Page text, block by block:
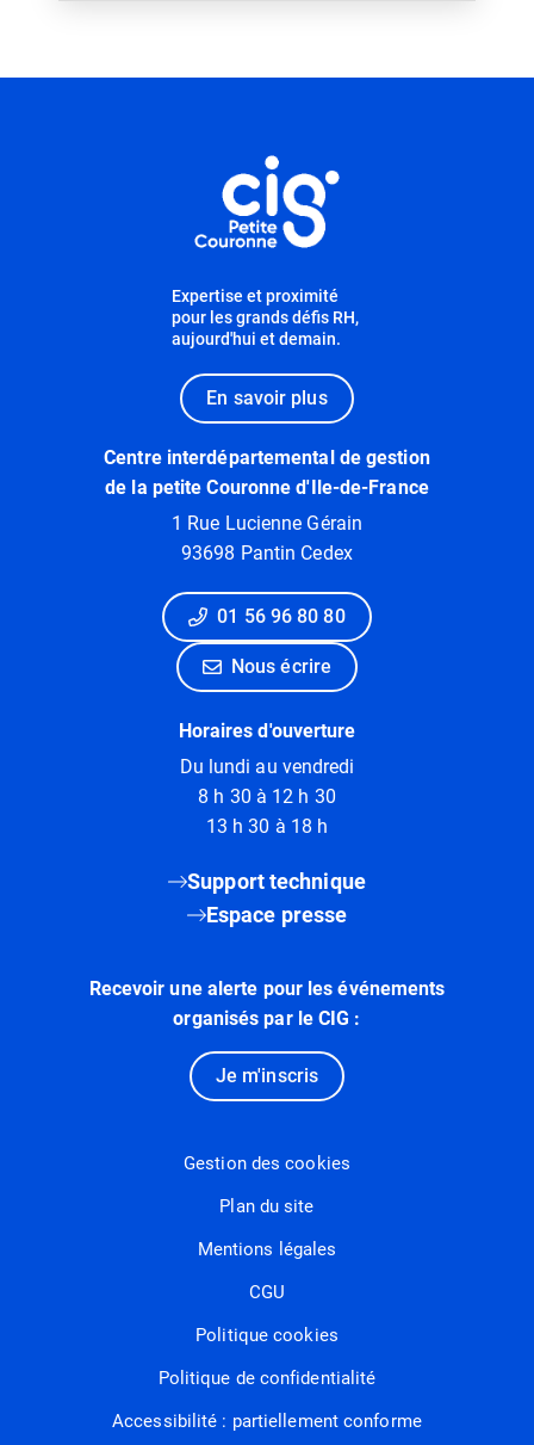
Expertise et proximité
pour les grands défis RH,
aujourd'hui et demain.
En savoir plus
Centre interdépartemental de gestion
de la petite Couronne d'Ile-de-France
1 Rue Lucienne Gérain
93698 Pantin Cedex
01 56 96 80 80
Nous écrire
Horaires d'ouverture
Du lundi au vendredi
8 h 30 à 12 h 30
13 h 30 à 18 h
Support technique
Espace presse
Recevoir une alerte pour les événements
organisés par le CIG :
Je m'inscris
Gestion des cookies
Plan du site
Mentions légales
CGU
Politique cookies
Politique de confidentialité
Accessibilité : partiellement conforme